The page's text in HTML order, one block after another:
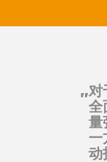
„对
全
量
一
动